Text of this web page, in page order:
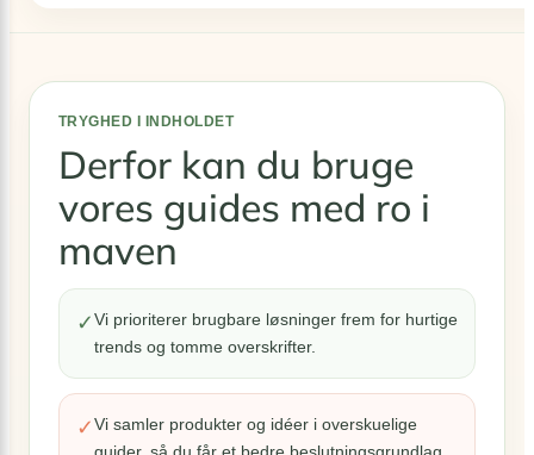
lavpraktiske
vaner
der
skærer
ned
elregningen
(og
TRYGHED I INDHOLDET
Derfor kan du bruge
vores guides med ro i
maven
✓Vi prioriterer brugbare løsninger frem for hurtige
trends og tomme overskrifter.
✓Vi samler produkter og idéer i overskuelige